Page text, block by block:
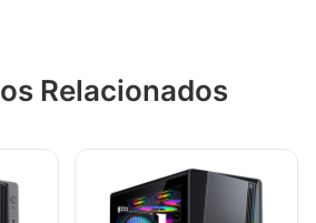
Relacionados